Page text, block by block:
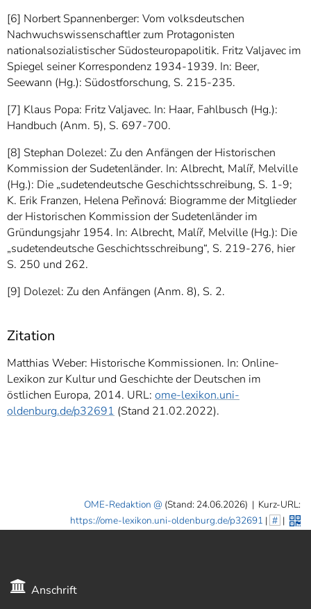
[6] Norbert Spannenberger: Vom volksdeutschen
Nachwuchswissenschaftler zum Protagonisten
nationalsozialistischer Südosteuropapolitik. Fritz Valjavec im
Spiegel seiner Korrespondenz 1934-1939. In: Beer,
Seewann (Hg.): Südostforschung, S. 215-235.
[7] Klaus Popa: Fritz Valjavec. In: Haar, Fahlbusch (Hg.):
Handbuch (Anm. 5), S. 697-700.
[8] Stephan Dolezel: Zu den Anfängen der Historischen
Kommission der Sudetenländer. In: Albrecht, Malíř, Melville
(Hg.): Die „sudetendeutsche Geschichtsschreibung, S. 1-9;
K. Erik Franzen, Helena Peřinová: Biogramme der Mitglieder
der Historischen Kommission der Sudetenländer im
Gründungsjahr 1954. In: Albrecht, Malíř, Melville (Hg.): Die
„sudetendeutsche Geschichtsschreibung“, S. 219-276, hier
S. 250 und 262.
[9] Dolezel: Zu den Anfängen (Anm. 8), S. 2.
Zitation
Matthias Weber: Historische Kommissionen. In: Online-
Lexikon zur Kultur und Geschichte der Deutschen im
östlichen Europa, 2014. URL: ome-lexikon.uni-
oldenburg.de/p32691 (Stand 21.02.2022).
OME-Redaktion (Stand: 24.06.2026) | Kurz-URL:
https://ome-lexikon.uni-oldenburg.de/p32691 | # |
Anschrift